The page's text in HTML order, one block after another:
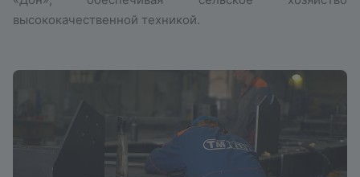
высококачественной техникой.